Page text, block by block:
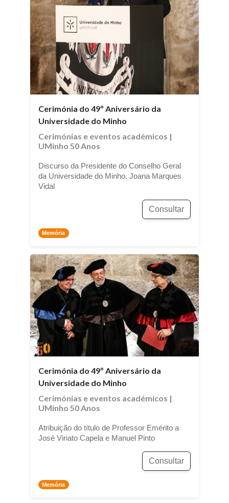
Cerimónia do 49º Aniversário da
Universidade do Minho
Cerimónias e eventos académicos |
UMinho 50 Anos
Discurso da Presidente do Conselho Geral
da Universidade do Minho, Joana Marques
Vidal
Consultar
Memória
Cerimónia do 49º Aniversário da
Universidade do Minho
Cerimónias e eventos académicos |
UMinho 50 Anos
Atribuição do título de Professor Emérito a
José Viriato Capela e Manuel Pinto
Consultar
Memória